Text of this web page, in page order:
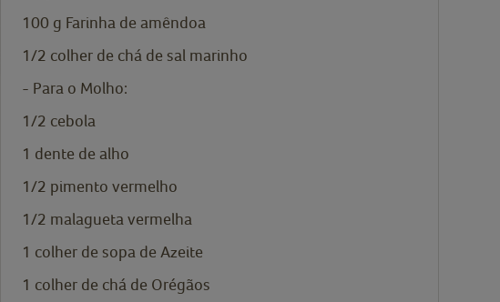
100 g Farinha de amêndoa
1/2 colher de chá de sal marinho
- Para o Molho:
1/2 cebola
1 dente de alho
1/2 pimento vermelho
1/2 malagueta vermelha
1 colher de sopa de Azeite
1 colher de chá de Orégãos